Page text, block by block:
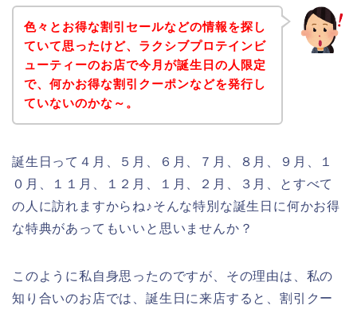
色々とお得な割引セールなどの情報を探し
ていて思ったけど、ラクシブプロテインビ
ューティーのお店で今月が誕生日の人限定
で、何かお得な割引クーポンなどを発行し
ていないのかな～。
誕生日って４月、５月、６月、７月、８月、９月、１
０月、１１月、１２月、１月、２月、３月、とすべて
の人に訪れますからね♪そんな特別な誕生日に何かお得
な特典があってもいいと思いませんか？
このように私自身思ったのですが、その理由は、私の
知り合いのお店では、誕生日に来店すると、割引クー